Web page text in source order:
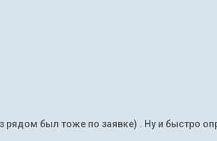
был тоже по заявке) . Ну и быстро